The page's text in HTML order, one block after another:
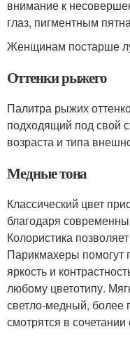
внимание к
глаз, пигментным
Женщинам постарше
Оттенки рыжего
Палитра рыжих
подходящий под свой
возраста и типа
Медные тона
Классический цвет
благодаря
Колористика
Парикмахеры помогут
яркость и
любому цветотипу.
светло-медный, более
смотрятся в